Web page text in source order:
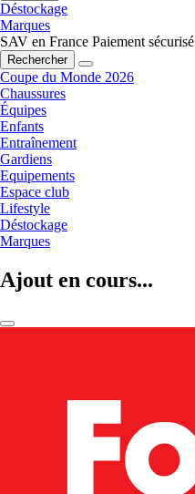
Déstockage
Marques
SAV en France Paiement sécurisé
Rechercher
Coupe du Monde 2026
Chaussures
Équipes
Enfants
Entraînement
Gardiens
Equipements
Espace club
Lifestyle
Déstockage
Marques
Ajout en cours...